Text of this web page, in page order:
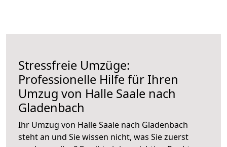
Stressfreie Umzüge:
Professionelle Hilfe für Ihren
Umzug von Halle Saale nach
Gladenbach
Ihr Umzug von Halle Saale nach Gladenbach
steht an und Sie wissen nicht, was Sie zuerst